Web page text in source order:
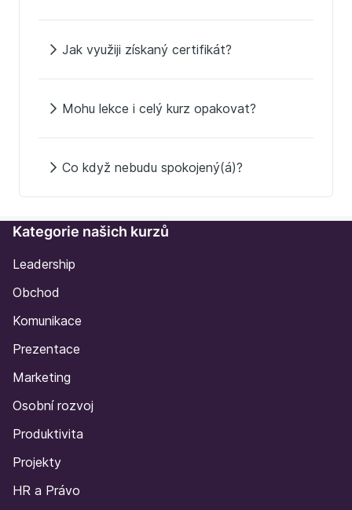
Jak využiji získaný certifikát?
Mohu lekce i celý kurz opakovat?
Co když nebudu spokojený(á)?
Kategorie našich kurzů
Leadership
Obchod
Komunikace
Prezentace
Marketing
Osobní rozvoj
Produktivita
Projekty
HR a Právo